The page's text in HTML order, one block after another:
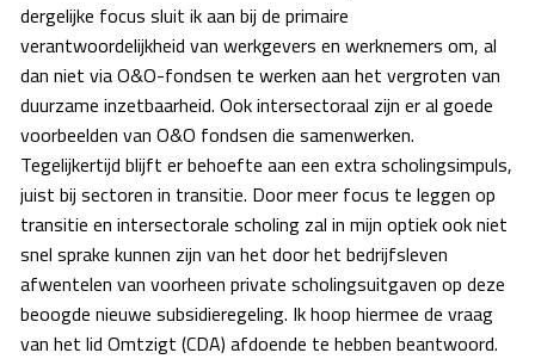
dergelijke focus sluit ik aan bij de primaire
verantwoordelijkheid van werkgevers en werknemers om, al
dan niet via O&O-fondsen te werken aan het vergroten van
duurzame inzetbaarheid. Ook intersectoraal zijn er al goede
voorbeelden van O&O fondsen die samenwerken.
Tegelijkertijd blijft er behoefte aan een extra scholingsimpuls,
juist bij sectoren in transitie. Door meer focus te leggen op
transitie en intersectorale scholing zal in mijn optiek ook niet
snel sprake kunnen zijn van het door het bedrijfsleven
afwentelen van voorheen private scholingsuitgaven op deze
beoogde nieuwe subsidieregeling. Ik hoop hiermee de vraag
van het lid Omtzigt (CDA) afdoende te hebben beantwoord.